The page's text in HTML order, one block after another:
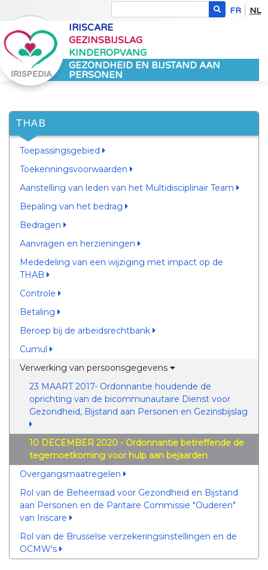
FR NL
IRISCARE
GEZINSBIJSLAG
KINDEROPVANG
GEZONDHEID EN BIJSTAND AAN
PERSONEN
THAB
Toepassingsgebied
Toekenningsvoorwaarden
Aanstelling van leden van het Multidisciplinair Team
Bepaling van het bedrag
Bedragen
Aanvragen en herzieningen
Mededeling van een wijziging met impact op de
THAB
Controle
Betaling
Beroep bij de arbeidsrechtbank
Cumul
Verwerking van persoonsgegevens
23 MAART 2017- Ordonnantie houdende de
oprichting van de bicommunautaire Dienst voor
Gezondheid, Bijstand aan Personen en Gezinsbijslag
10 DECEMBER 2020 - Ordonnantie betreffende de
tegemoetkoming voor hulp aan bejaarden
Overgangsmaatregelen
Rol van de Beheerraad voor Gezondheid en Bijstand
aan Personen en de Paritaire Commissie "Ouderen"
van Iriscare
Rol van de Brusselse verzekeringsinstellingen en de
OCMW's